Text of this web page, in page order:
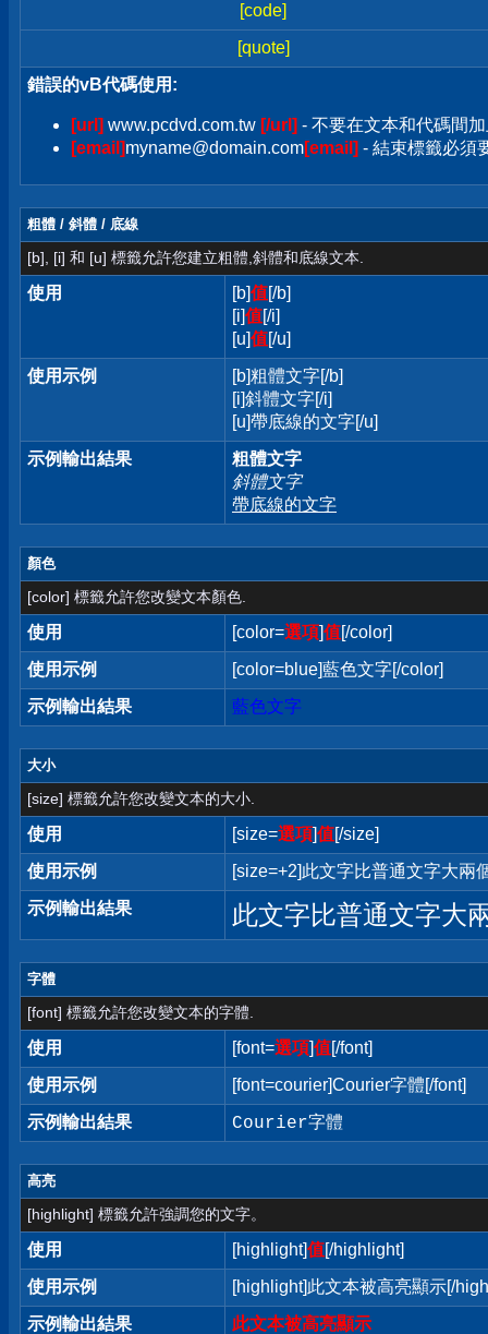
[code]
[quote]
錯誤的vB代碼使用:
[url] www.pcdvd.com.tw [/url] - 不要在文本和代碼間
[email]myname@domain.com[email] - 結束標籤必須
粗體 / 斜體 / 底線
[b], [i] 和 [u] 標籤允許您建立粗體,斜體和底線文本.
使用 [b]值[/b]
[i]值[/i]
[u]值[/u]
使用示例
[b]粗體文字[/b]
[i]斜體文字[/i]
[u]帶底線的文字[/u]
示例輸出結果
粗體文字
斜體文字
帶底線的文字
顏色
[color] 標籤允許您改變文本顏色.
使用 [color=選項]值[/color]
使用示例
[color=blue]藍色文字[/color]
示例輸出結果
藍色文字
大小
[size] 標籤允許您改變文本的大小.
使用 [size=選項]值[/size]
使用示例
[size=+2]此文字比普通文字大兩
示例輸出結果
此文字比普通文字大
字體
[font] 標籤允許您改變文本的字體.
使用 [font=選項]值[/font]
使用示例
[font=courier]Courier字體[/font]
示例輸出結果
Courier字體
高亮
[highlight] 標籤允許強調您的文字。
使用 [highlight]值[/highlight]
使用示例
[highlight]此文本被高亮顯示[/
示例輸出結果
此文本被高亮顯示